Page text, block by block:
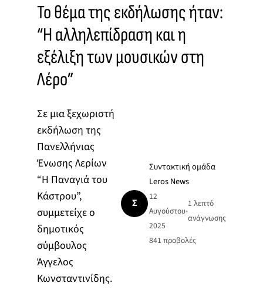
Το θέμα της εκδήλωσης ήταν:
“Η αλληλεπίδραση και η
εξέλιξη των μουσικών στη
Λέρο”
Σε μια ξεχωριστή
εκδήλωση της
Πανελλήνιας
Ένωσης Λερίων
“Η Παναγιά του
Κάστρου”,
συμμετείχε ο
δημοτικός
σύμβουλος
Άγγελος
Κωνσταντινίδης.
Σ
Συντακτική ομάδα
Leros News
12
Αυγούστου
2025
•
1 λεπτό
ανάγνωσης
841 προβολές